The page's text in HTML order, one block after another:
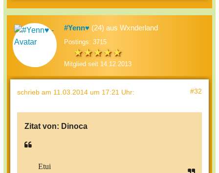
#Yenn♥ (24) aus Wxnderland
Postings: 3715
Mitglied seit 14.12.2013
schrieb am 11.03.2014 um 17:21 Uhr: #32
Zitat von: Dinoca
Etui